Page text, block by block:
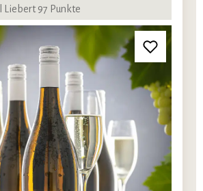
Liebert 97 Punkte